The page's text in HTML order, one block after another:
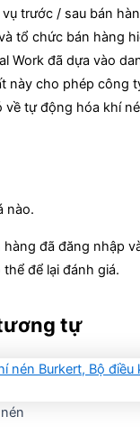
trước / sau bán
tổ chức bán hàng
Work đã dựa vào
này cho phép công
về tự động hóa khí
nào.
đã đăng nhập
để lại đánh giá.
tự